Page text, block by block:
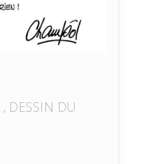
, DESSIN DU